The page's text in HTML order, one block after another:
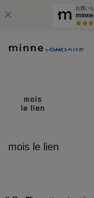
お買い
mois le lien